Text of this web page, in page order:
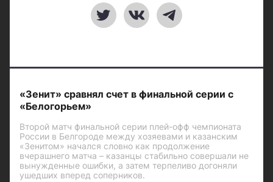
«Зенит» сравнял счет в финальной серии с
«Белогорьем»
Второй матч финальной серии плей-офф чемпионата
России в Белгороде между хозяевами и казанским
«Зенитом» начался словно как продолжение
вчерашнего матча – казанцы стабильно совершали не
вынужденные ошибки, а затем терпеливо догоняли
ушедших вперед соперников.